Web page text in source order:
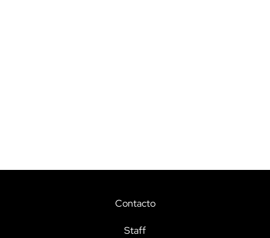
Contacto
Staff